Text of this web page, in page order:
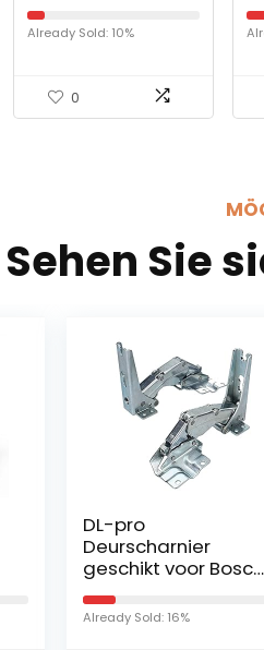
Waschmaschine,
Trockner,
Sonnenschutz,
Already Sold: 10%
0
Sehen Sie
DL-pro
Deurscharnier
geschikt voor Bosch
Siemens Neff
Constructa
scharnier scharnier
Already Sold: 16%